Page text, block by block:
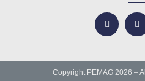
Copyright PEMAG 2026 –